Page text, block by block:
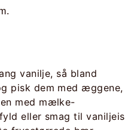
vanilje, så bland
pisk dem med æggene,
med mælke-
eller smag til vaniljeis